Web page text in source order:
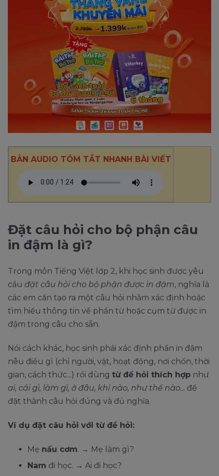
BẢN AUDIO TÓM TẮT NHANH BÀI VIẾT
Đặt câu hỏi cho bộ phận câu
in đậm là gì?
Trong môn Tiếng Việt lớp 2, khi học sinh được yêu
cầu đặt câu hỏi cho bộ phận được in đậm, nghĩa là
các em cần tạo ra một câu hỏi nhằm xác định hoặc
tìm hiểu thông tin về phần từ hoặc cụm từ được in
đậm trong câu cho sẵn.
Nói cách khác, học sinh phải xác định phần in đậm
nêu điều gì (chỉ người, vật, hoạt động, nơi chốn, thời
gian, cách thức...) rồi dùng từ để hỏi thích hợp như
ai, cái gì, làm gì, ở đâu, khi nào, như thế nào... để
đặt thành câu hỏi đúng và đủ nghĩa.
Ví dụ đặt câu hỏi với từ để hỏi:
Mẹ nấu cơm. → Mẹ làm gì?
Nam đi học. → Ai đi học?